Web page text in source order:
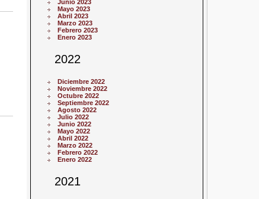
Junio 2023
Mayo 2023
Abril 2023
Marzo 2023
Febrero 2023
Enero 2023
2022
Diciembre 2022
Noviembre 2022
Octubre 2022
Septiembre 2022
Agosto 2022
Julio 2022
Junio 2022
Mayo 2022
Abril 2022
Marzo 2022
Febrero 2022
Enero 2022
2021